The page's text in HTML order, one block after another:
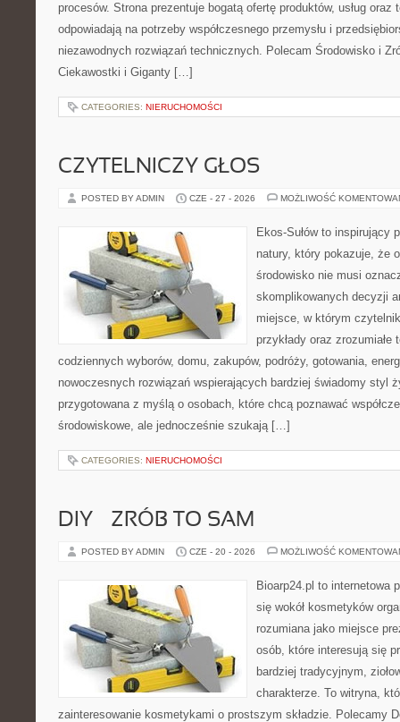
procesów. Strona prezentuje bogatą ofertę produktów, usług oraz
odpowiadają na potrzeby współczesnego przemysłu i
niezawodnych rozwiązań technicznych. Polecam Środowisko i
Ciekawostki i Giganty […]
CATEGORIES: NIERUCHOMOŚCI
CZYTELNICZY GŁOS
POSTED BY ADMIN CZE - 27 - 2026 MOŻLIWOŚĆ
Ekos-Sułów to inspirujący
natury, który pokazuje, że
środowisko nie musi
skomplikowanych decyzji
miejsce, w którym
przykłady oraz
codziennych wyborów, domu, zakupów, podróży, gotowania,
nowoczesnych rozwiązań wspierających bardziej świadomy styl
przygotowana z myślą o osobach, które chcą poznawać
środowiskowe, ale jednocześnie szukają […]
CATEGORIES: NIERUCHOMOŚCI
DIY – ZRÓB TO SAM
POSTED BY ADMIN CZE - 20 - 2026 MOŻLIWOŚĆ
Bioarp24.pl to internetowa
się wokół kosmetyków
rozumiana jako miejsce
osób, które interesują się
bardziej tradycyjnym,
charakterze. To witryna,
zainteresowanie kosmetykami o prostszym składzie. Polecamy